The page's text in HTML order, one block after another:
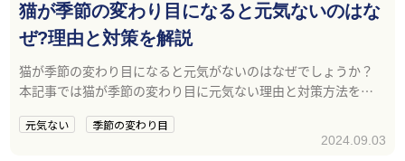
猫が季節の変わり目になると元気ないのはな
ぜ?理由と対策を解説
猫が季節の変わり目になると元気がないのはなぜでしょうか？
本記事では猫が季節の変わり目に元気ない理由と対策方法を解
元気ない 季節の変わり目
2024.09.03